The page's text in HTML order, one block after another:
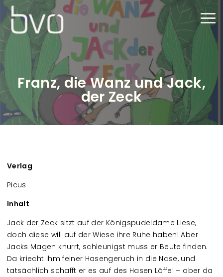
Direkt zum Inhalt
Franz, die Wanz und Jack,
der Zeck
Verlag
Picus
Inhalt
Jack der Zeck sitzt auf der Königspudeldame Liese,
doch diese will auf der Wiese ihre Ruhe haben! Aber
Jacks Magen knurrt, schleunigst muss er Beute finden.
Da kriecht ihm feiner Hasengeruch in die Nase, und
tatsächlich schafft er es auf des Hasen Löffel – aber da